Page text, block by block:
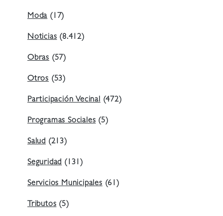
Moda (17)
Noticias (8.412)
Obras (57)
Otros (53)
Participación Vecinal (472)
Programas Sociales (5)
Salud (213)
Seguridad (131)
Servicios Municipales (61)
Tributos (5)